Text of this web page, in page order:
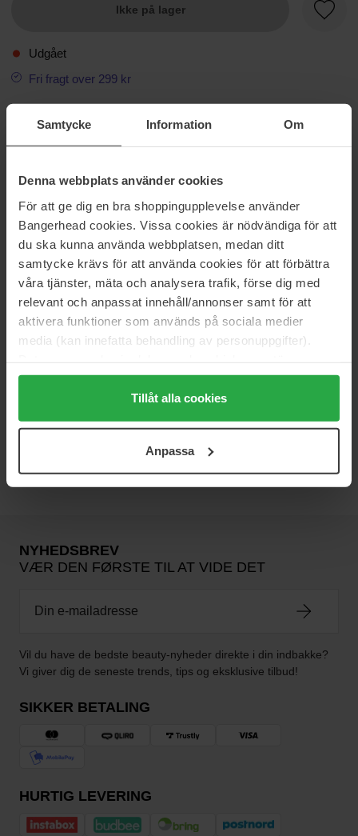
Samtycke Information Om
Denna webbplats använder cookies
För att ge dig en bra shoppingupplevelse använder
Bangerhead cookies. Vissa cookies är nödvändiga för att
du ska kunna använda webbplatsen, medan ditt
samtycke krävs för att använda cookies för att förbättra
våra tjänster, mäta och analysera trafik, förse dig med
relevant och anpassat innehåll/annonser samt för att
aktivera funktioner som används på sociala medier
media (kan innefatta behandling av personuppgifter).
Genom att trycka på "Tillåt alla cookies" accepterar du
alla cookies, medan du under "Detaljer" kan anpassa
användningen av cookies. Du kan när som helst återkalla
samt vår Integritetspolicy.
Tillåt alla cookies
Anpassa
Ikke på lager
Udgået
Fri fragt over 299 kr
Beautiful Price
Information
Varenummer: 107348
Kategorier:
Hjem
Hårbånd & Håraccessories
Slim Fruit Fiesta Squeeze the Day
Spørgsmål og svar (0)
NYHEDSBREV
VÆR DEN FØRSTE TIL AT VIDE DET
Vil du have de bedste beauty-nyheder direkte i din indbakke?
Vi giver dig de seneste trends, tips og eksklusive tilbud!
SIKKER BETALING
HURTIG LEVERING